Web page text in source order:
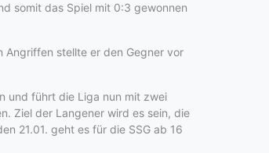
somit das Spiel mit 0:3 gewonnen
Angriffen stellte er den Gegner vor
und führt die Liga nun mit zwei
Ziel der Langener wird es sein, die
21.01. geht es für die SSG ab 16